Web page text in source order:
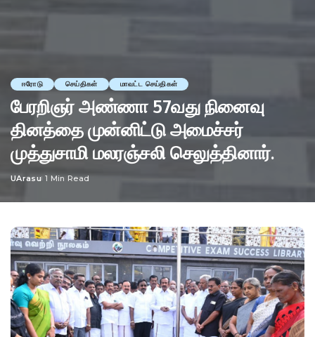
ஈரோடு செய்திகள் மாவட்ட செய்திகள்
பேரறிஞர் அண்ணா 57வது நினைவு
தினத்தை முன்னிட்டு அமைச்சர்
முத்துசாமி மலரஞ்சலி செலுத்தினார்.
Posted
UArasu 1 Min Read